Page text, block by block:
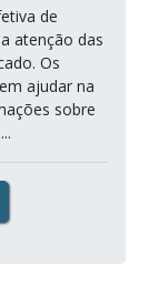
de
atenção das
Os
ajudar na
sobre